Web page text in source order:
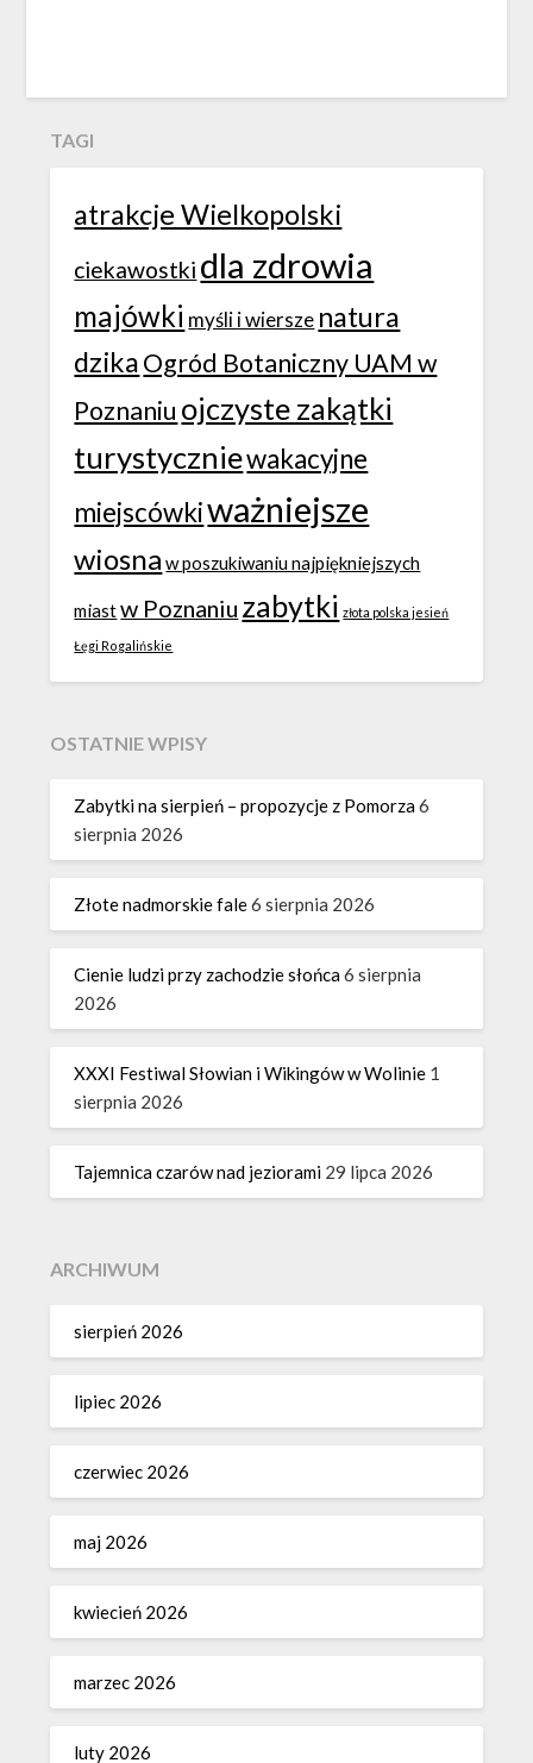
TAGI
atrakcje Wielkopolski
ciekawostki dla zdrowia
majówki myśli i wiersze natura
dzikaOgród Botaniczny UAM w
Poznaniu ojczyste zakątki
turystyczniewakacyjne
miejscówkiważniejsze
wiosna w poszukiwaniu najpiękniejszych
miastw Poznaniu zabytki złota polska jesień
Łęgi Rogalińskie
OSTATNIE WPISY
Zabytki na sierpień – propozycje z Pomorza6
sierpnia 2026
Złote nadmorskie fale6 sierpnia 2026
Cienie ludzi przy zachodzie słońca6 sierpnia
2026
XXXI Festiwal Słowian i Wikingów w Wolinie 1
sierpnia 2026
Tajemnica czarów nad jeziorami 29 lipca 2026
ARCHIWUM
sierpień 2026
lipiec 2026
czerwiec 2026
maj 2026
kwiecień 2026
marzec 2026
luty 2026